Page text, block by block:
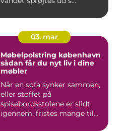
03. mar
Møbelpolstring københavn
sådan får du nyt liv i dine
møbler
Når en sofa synker sammen,
eller stoffet på
spisebordsstolene er slidt
igennem, fristes mange til